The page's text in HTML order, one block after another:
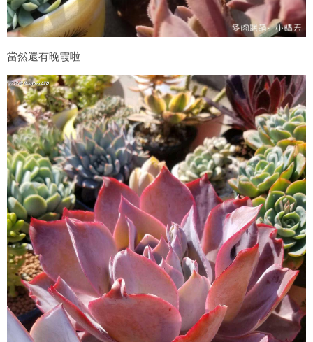
當然還有晚霞啦